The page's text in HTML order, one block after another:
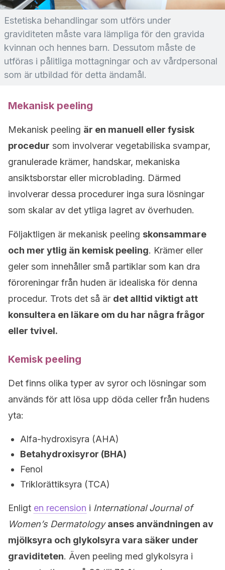
Estetiska behandlingar som utförs under
graviditeten måste vara lämpliga för den gravida
kvinnan och hennes barn. Dessutom måste de
utföras i pålitliga mottagningar och av vårdpersonal
som är utbildad för detta ändamål.
Mekanisk peeling
Mekanisk peeling är en manuell eller fysisk
procedur som involverar vegetabiliska svampar,
granulerade krämer, handskar, mekaniska
ansiktsborstar eller microblading. Därmed
involverar dessa procedurer inga sura lösningar
som skalar av det ytliga lagret av överhuden.
Följaktligen är mekanisk peeling skonsammare
och mer ytlig än kemisk peeling. Krämer eller
geler som innehåller små partiklar som kan dra
föroreningar från huden är idealiska för denna
procedur. Trots det så är det alltid viktigt att
konsultera en läkare om du har några frågor
eller tvivel.
Kemisk peeling
Det finns olika typer av syror och lösningar som
används för att lösa upp döda celler från hudens
yta:
Alfa-hydroxisyra (AHA)
Betahydroxisyror (BHA)
Fenol
Triklorättiksyra (TCA)
Enligt en recension i International Journal of
Women’s Dermatology anses användningen av
mjölksyra och glykolsyra vara säker under
graviditeten. Även peeling med glykolsyra i